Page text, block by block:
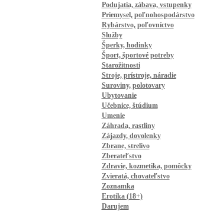
Podujatia, zábava, vstupenky
Priemysel, poľnohospodárstvo
Rybárstvo, poľovníctvo
Služby
Šperky, hodinky
Šport, športové potreby
Starožitnosti
Stroje, prístroje, náradie
Suroviny, polotovary
Ubytovanie
Učebnice, štúdium
Umenie
Záhrada, rastliny
Zájazdy, dovolenky
Zbrane, strelivo
Zberateľstvo
Zdravie, kozmetika, pomôcky
Zvieratá, chovateľstvo
Zoznamka
Erotika (18+)
Darujem